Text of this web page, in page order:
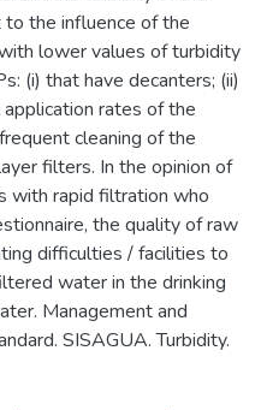
the influence of the
lower values of turbidity
(i) that have decanters; (ii)
rates of the
cleaning of the
filters. In the opinion of
with rapid filtration who
the quality of raw
difficulties / facilities to
water in the drinking
Management and
SISAGUA. Turbidity.